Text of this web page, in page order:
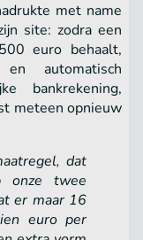
met name
site: zodra een
euro behaalt,
automatisch
bankrekening,
meteen opnieuw
dat
onze twee
er maar 16
euro per